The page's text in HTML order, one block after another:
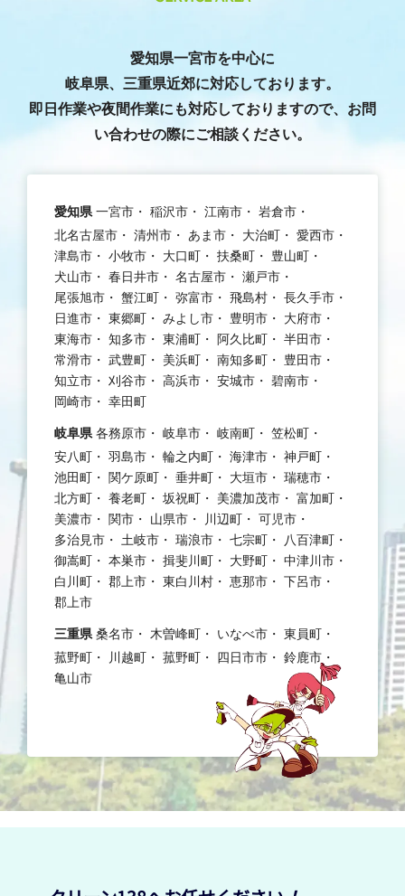
愛知県一宮市を中心に
岐阜県、三重県近郊に対応しております。
即日作業や夜間作業にも対応しておりますので、お問
い合わせの際にご相談ください。
愛知県 一宮市 稲沢市 江南市
岩倉市
北名古屋市
清州市 あま市 大治町
愛西市
津島市
小牧市 大口町 扶桑町
豊山町
犬山市
春日井市 名古屋市
瀬戸市
尾張旭市
蟹江町 弥富市 飛島村
長久手市
日進市
東郷町 みよし市 豊明市
大府市
東海市
知多市 東浦町 阿久比町
半田市
常滑市
武豊町 美浜町 南知多町
豊田市
知立市
刈谷市 高浜市 安城市
碧南市
岡崎市
幸田町
岐阜県 各務原市 岐阜市 岐南町
笠松町
安八町
羽島市 輪之内町 海津市
神戸町
池田町
関ケ原町 垂井町 大垣市
瑞穂市
北方町
養老町 坂祝町 美濃加茂市
富加町
美濃市
関市 山県市 川辺町
可児市
多治見市
土岐市 瑞浪市 七宗町
八百津町
御嵩町
本巣市 揖斐川町 大野町
中津川市
白川町
郡上市 東白川村 恵那市
下呂市
郡上市
三重県 桑名市 木曽峰町 いなべ市
東員町
菰野町
川越町 菰野町 四日市市
鈴鹿市
亀山市